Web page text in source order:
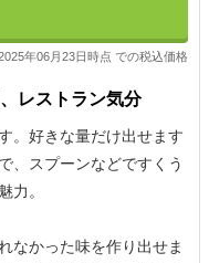
年06月23日時点 での税込価格
レストラン気分
。好きな量だけ出せます
、スプーンなどですくう
力。
なかった味を作り出せま